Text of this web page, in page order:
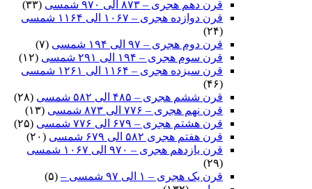
قرن دهم هجری – ۸۷۳ الی ۹۷۰ شمسی
(۳۳)
قرن دوازده هجری – ۱۰۶۷ الی ۱۱۶۴ شمسی
(۲۴)
قرن دوم هجری – ۹۷ الی ۱۹۴ شمسی
(۷)
قرن سوم هجری – ۱۹۴ الی ۲۹۱ شمسی
(۱۲)
قرن سیزده هجری – ۱۱۶۴ الی ۱۲۶۱ شمسی
(۴۶)
قرن ششم هجری – ۴۸۵ الی ۵۸۲ شمسی
(۲۸)
قرن نهم هجری – ۷۷۶ الی ۸۷۳ شمسی
(۱۳)
قرن هشتم هجری – ۶۷۹ الی ۷۷۶ شمسی
(۲۵)
قرن هفتم هجری ۵۸۲ الی ۶۷۹ شمسی
(۲۰)
قرن یازدهم هجری – ۹۷۰ الی ۱۰۶۷ شمسی
(۲۹)
قرن یک هجری – ۱ الی ۹۷ شمسی –
(۵)